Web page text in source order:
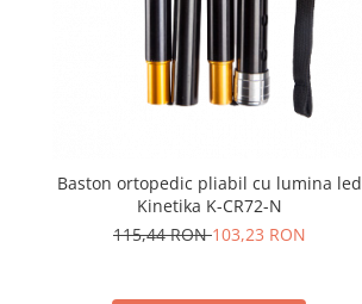
Baston ortopedic pliabil cu lumina led
Kinetika K-CR72-N
115,44 RON103,23 RON